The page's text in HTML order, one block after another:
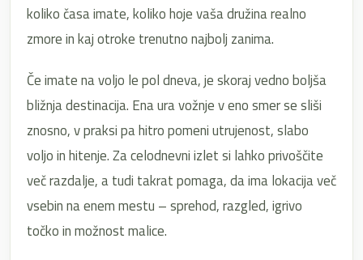
koliko časa imate, koliko hoje vaša družina realno
zmore in kaj otroke trenutno najbolj zanima.
Če imate na voljo le pol dneva, je skoraj vedno boljša
bližnja destinacija. Ena ura vožnje v eno smer se sliši
znosno, v praksi pa hitro pomeni utrujenost, slabo
voljo in hitenje. Za celodnevni izlet si lahko privoščite
več razdalje, a tudi takrat pomaga, da ima lokacija več
vsebin na enem mestu – sprehod, razgled, igrivo
točko in možnost malice.